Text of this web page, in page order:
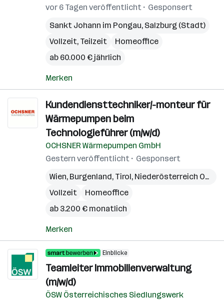
vor 6 Tagen veröffentlicht
Gesponsert
Sankt Johann im Pongau, Salzburg (Stadt)
Vollzeit, Teilzeit
Homeoffice
ab 60.000 € jährlich
Merken
Kundendiensttechniker/-monteur für
Wärmepumpen beim
Technologieführer (m/w/d)
OCHSNER Wärmepumpen GmbH
Gestern veröffentlicht
Gesponsert
Wien, Burgenland, Tirol, Niederösterreich Ost
Vollzeit
Homeoffice
ab 3.200 € monatlich
Merken
Einblicke
Teamleiter Immobilienverwaltung
(m/w/d)
ÖSW Österreichisches Siedlungswerk